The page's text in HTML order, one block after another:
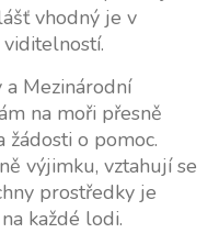
vhodný je v
Mezinárodní
na moři přesně
žádosti o pomoc.
výjimku, vztahují se
prostředky je
každé lodi.